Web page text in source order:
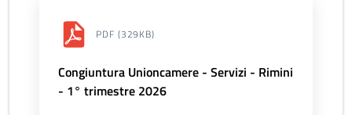
PDF (329KB)
Congiuntura Unioncamere - Servizi - Rimini
- 1° trimestre 2026